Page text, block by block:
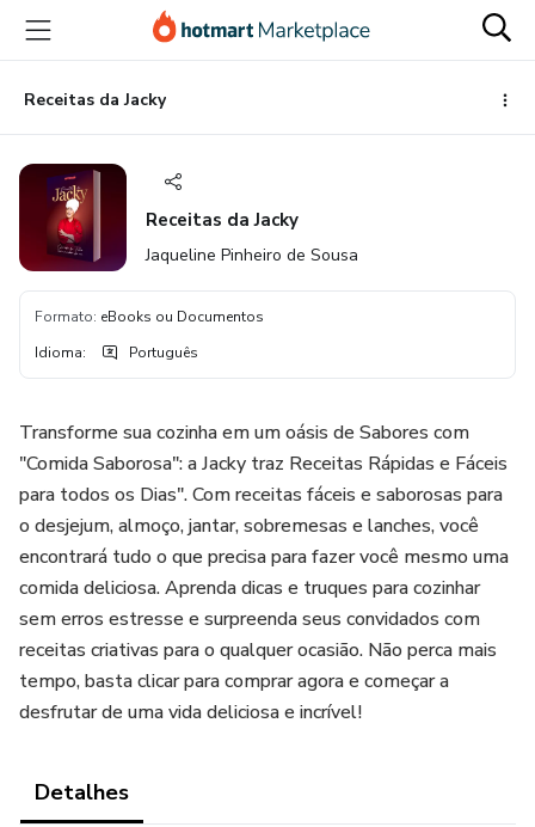
para
conteúdo
principal
para
pagamento
para
rodapé
Receitas da Jacky
Receitas da Jacky
Jaqueline Pinheiro de Sousa
Formato: eBooks ou Documentos
Idioma: Português
Transforme sua cozinha em um oásis de Sabores com
"Comida Saborosa": a Jacky traz Receitas Rápidas e Fáceis
para todos os Dias". Com receitas fáceis e saborosas para
o desjejum, almoço, jantar, sobremesas e lanches, você
encontrará tudo o que precisa para fazer você mesmo uma
comida deliciosa. Aprenda dicas e truques para cozinhar
sem erros estresse e surpreenda seus convidados com
receitas criativas para o qualquer ocasião. Não perca mais
tempo, basta clicar para comprar agora e começar a
desfrutar de uma vida deliciosa e incrível!
Detalhes